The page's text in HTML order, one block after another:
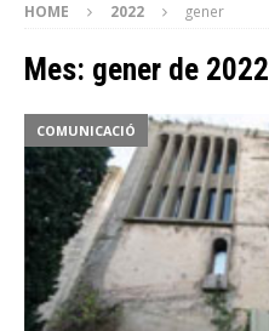
HOME 2022 gener
Mes: gener de 2022
COMUNICACIÓ